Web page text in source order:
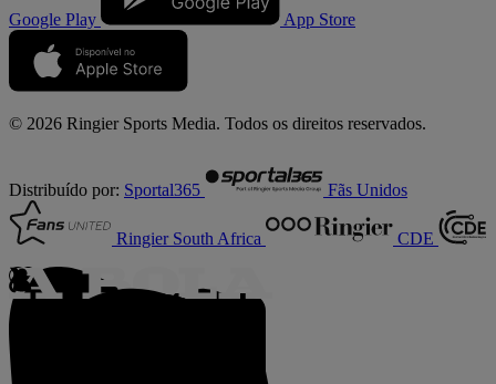
Google Play App Store
© 2026 Ringier Sports Media. Todos os direitos reservados.
Distribuído por: Sportal365 Fãs Unidos
Ringier South Africa CDE